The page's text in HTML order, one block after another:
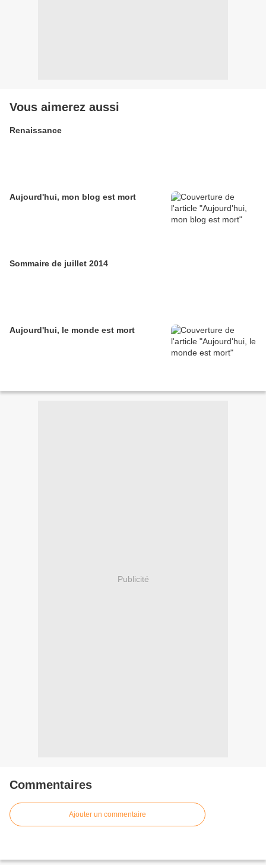
Vous aimerez aussi
Renaissance
Aujourd'hui, mon blog est mort
Sommaire de juillet 2014
Aujourd'hui, le monde est mort
Publicité
Commentaires
Ajouter un commentaire